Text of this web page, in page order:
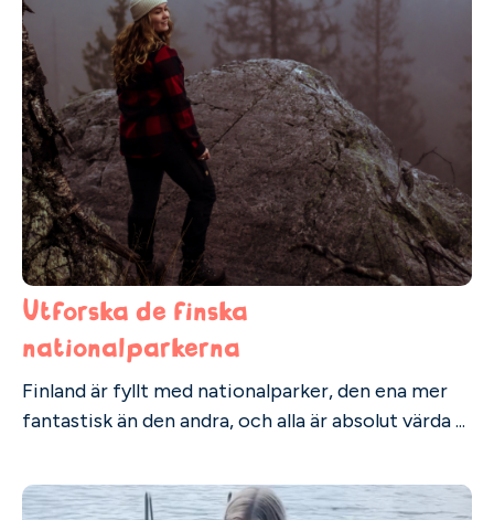
Utforska de finska
nationalparkerna
Finland är fyllt med nationalparker, den ena mer
fantastisk än den andra, och alla är absolut värda ...